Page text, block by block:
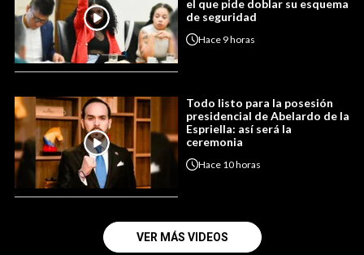
el que pide doblar su esquema
de seguridad
Hace 9 horas
Todo listo para la posesión
presidencial de Abelardo de la
Espriella: así será la
ceremonia
Hace 10 horas
VER MÁS VIDEOS